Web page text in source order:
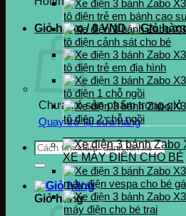
0937.222.487
Giỏ hàng /0VND
Chưa có sản phẩm trong giỏ
Quay trở lại cửa hàng
Tìm
kiếm:
Giỏ hàng
tô điện trẻ em bánh cao su
tô điện cảnh sát cho bé
tô điện trẻ em địa hình
tô điện 1 chỗ ngồi
tô điện 2 chỗ ngồi
XE MÁY ĐIỆN CHO BÉ
máy điện vespa cho bé
máy điện cho bé trai